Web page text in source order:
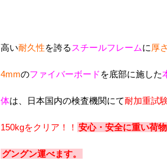
高い耐久性を誇る スチールフレームに 厚さ
4mmのファイバーボード を底部に施した
体は、日本国内の検査機関にて耐加重試
150kgをクリア！！ 安心・安全に重い荷
グングン運べます。